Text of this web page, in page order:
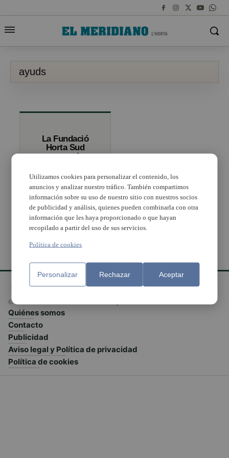
ayuds
La Fundació
Horta Sud
convoca las
proyectos
interasociativos
© El Meridiano L'Horta 2026 - Valencia - España
Quiénes somos
Contacto
Publicidad
Aviso legal y Política de privacidad
Política de cookies
Utilizamos cookies para personalizar el contenido, los
anuncios y analizar nuestro tráfico. También compartimos
información sobre su uso de nuestro sitio con nuestros socios
de publicidad y análisis, quienes pueden combinarla con otra
información que les haya proporcionado o que hayan
recopilado a partir del uso de sus servicios.
Política de cookies
Personalizar Rechazar Aceptar